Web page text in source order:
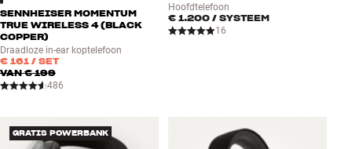
SENNHEISER MOMENTUM
TRUE WIRELESS 4 (BLACK
COPPER)
Draadloze in-ear koptelefoon
€ 161 / SET
VAN€ 199
486
Hoofdtelefoon
€ 1.200 / SYSTEEM
16
GRATIS POWERBANK